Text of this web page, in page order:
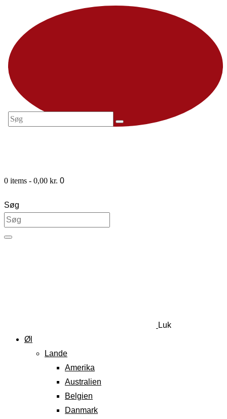
0 items - 0,00 kr. 0
Søg
Luk
Øl
Lande
Amerika
Australien
Belgien
Danmark